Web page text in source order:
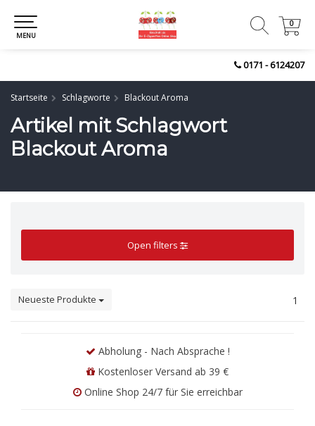
0171 - 6124207
0
0
MENU
Startseite Schlagworte Blackout Aroma
Artikel mit Schlagwort
Blackout Aroma
Open filters
Neueste Produkte 1
Abholung - Nach Absprache !
Kostenloser Versand ab 39 €
Online Shop 24/7 für Sie erreichbar